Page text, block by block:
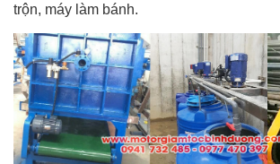
trộn, máy làm bánh.